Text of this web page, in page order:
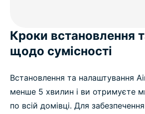
Кроки встановлення
щодо сумісності
Встановлення та налаштування
менше 5 хвилин і ви отримуєте
по всій домівці. Для